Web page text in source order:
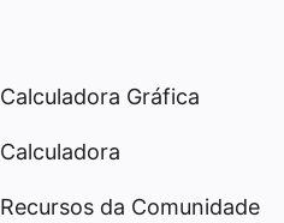
Calculadora Gráfica
Calculadora
Recursos da Comunidade